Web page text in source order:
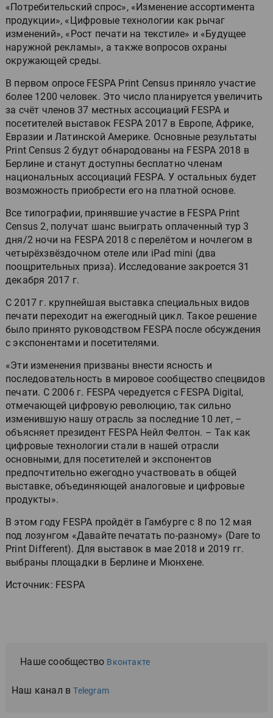
«Потребительский спрос», «Изменение ассортимента
продукции», «Цифровые технологии как рычаг
изменений», «Рост печати на текстиле» и «Будущее
наружной рекламы», а также вопросов охраны
окружающей среды.
В первом опросе FESPA Print Census приняло участие
более 1200 человек. Это число планируется увеличить
за счёт членов 37 местных ассоциаций FESPA и
посетителей выставок FESPA 2017 в Европе, Африке,
Евразии и Латинской Америке. Основные результаты
Print Census 2 будут обнародованы на FESPA 2018 в
Берлине и станут доступны бесплатно членам
национальных ассоциаций FESPA. У остальных будет
возможность приобрести его на платной основе.
Все типографии, принявшие участие в FESPA Print
Census 2, получат шанс выиграть оплаченный тур 3
дня/2 ночи на FESPA 2018 с перелётом и ночлегом в
четырёхзвёздочном отеле или iPad mini (два
поощрительных приза). Исследование закроется 31
декабря 2017 г.
С 2017 г. крупнейшая выставка специальных видов
печати переходит на ежегодный цикл. Такое решение
было принято руководством FESPA после обсуждения
с экспонентами и посетителями.
«Эти изменения призваны внести ясность и
последовательность в мировое сообщество спецвидов
печати. С 2006 г. FESPA чередуется с FESPA Digital,
отмечающей цифровую революцию, так сильно
изменившую нашу отрасль за последние 10 лет, –
объясняет президент FESPA Нейл Фелтон. – Так как
цифровые технологии стали в нашей отрасли
основными, для посетителей и экспонентов
предпочтительно ежегодно участвовать в общей
выставке, объединяющей аналоговые и цифровые
продукты».
В этом году FESPA пройдёт в Гамбурге с 8 по 12 мая
под лозунгом «Давайте печатать по-разному» (Dare to
Print Different). Для выставок в мае 2018 и 2019 гг.
выбраны площадки в Берлине и Мюнхене.
Источник: FESPA
Наше сообщество Вконтакте
Наш канал вTelegram